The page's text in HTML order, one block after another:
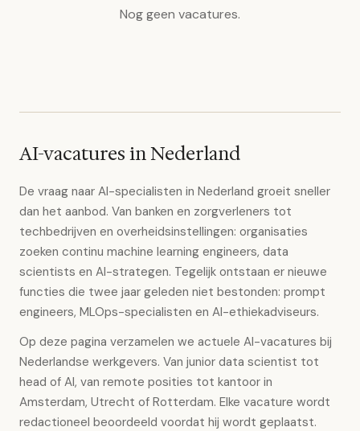
Nog geen vacatures.
AI-vacatures in Nederland
De vraag naar AI-specialisten in Nederland groeit sneller
dan het aanbod. Van banken en zorgverleners tot
techbedrijven en overheidsinstellingen: organisaties
zoeken continu machine learning engineers, data
scientists en AI-strategen. Tegelijk ontstaan er nieuwe
functies die twee jaar geleden niet bestonden: prompt
engineers, MLOps-specialisten en AI-ethiekadviseurs.
Op deze pagina verzamelen we actuele AI-vacatures bij
Nederlandse werkgevers. Van junior data scientist tot
head of AI, van remote posities tot kantoor in
Amsterdam, Utrecht of Rotterdam. Elke vacature wordt
redactioneel beoordeeld voordat hij wordt geplaatst.